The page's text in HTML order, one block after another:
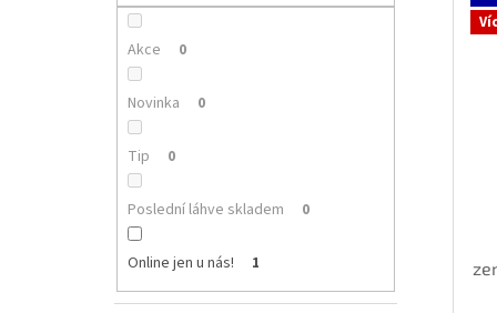
Akce 0
Novinka 0
Tip 0
Poslední láhve skladem 0
Online jen u nás! 1